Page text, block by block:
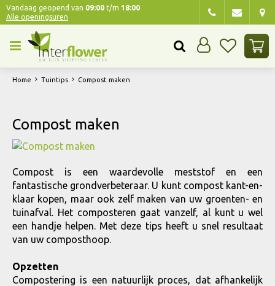
Home Tuintips Compost maken
Vandaag geopend van 09:00 t/m 18:00
Alle openingsuren
Compost maken
Compost is een waardevolle meststof en een
fantastische grondverbeteraar. U kunt compost kant-en-
klaar kopen, maar ook zelf maken van uw groenten- en
tuinafval. Het composteren gaat vanzelf, al kunt u wel
een handje helpen. Met deze tips heeft u snel resultaat
van uw composthoop.
Opzetten
Compostering is een natuurlijk proces, dat afhankelijk